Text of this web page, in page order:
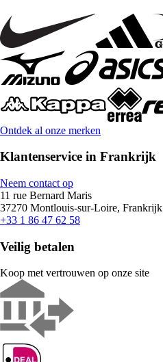
Ontdek al onze merken
Klantenservice in Frankrijk
Neem contact op
11 rue Bernard Maris
37270 Montlouis-sur-Loire, Frankrijk
+33 1 86 47 62 58
Veilig betalen
Koop met vertrouwen op onze site